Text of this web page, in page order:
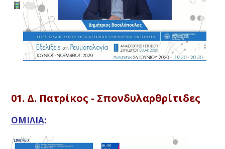
01. Δ. Πατρίκος - Σπονδυλαρθρίτιδες
ΟΜΙΛΙΑ: